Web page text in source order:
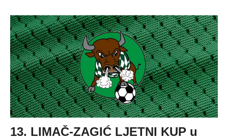
13. LIMAČ-ZAGIĆ LJETNI KUP u